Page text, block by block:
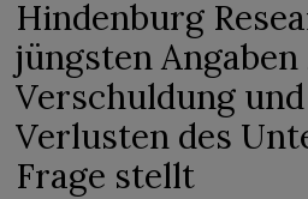
Hindenburg
jüngsten
Verschuldung
Verlusten des
Frage stellt